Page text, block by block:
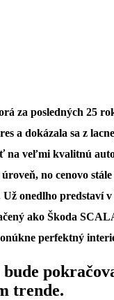
za posledných 25
a dokázala sa z
na veľmi kvalitnú
no cenovo
onedlho predstaví
ako Škoda
perfektný
bude
trende.